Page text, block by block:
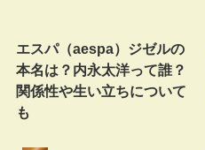
エスパ（aespa）ジゼルの
本名は？内永太洋って誰？
関係性や生い立ちについて
も